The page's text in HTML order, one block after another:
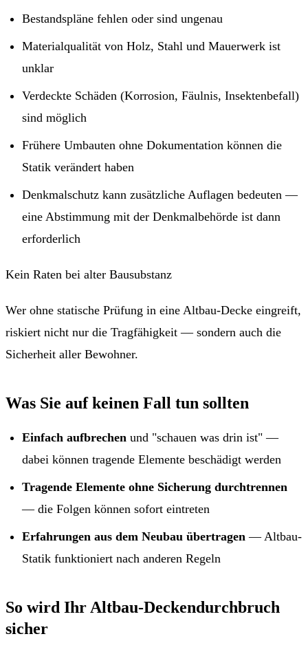
Bestandspläne fehlen oder sind ungenau
Materialqualität von Holz, Stahl und Mauerwerk ist
unklar
Verdeckte Schäden (Korrosion, Fäulnis, Insektenbefall)
sind möglich
Frühere Umbauten ohne Dokumentation können die
Statik verändert haben
Denkmalschutz kann zusätzliche Auflagen bedeuten —
eine Abstimmung mit der Denkmalbehörde ist dann
erforderlich
Kein Raten bei alter Bausubstanz
Wer ohne statische Prüfung in eine Altbau-Decke eingreift,
riskiert nicht nur die Tragfähigkeit — sondern auch die
Sicherheit aller Bewohner.
Was Sie auf keinen Fall tun sollten
Einfach aufbrechen und "schauen was drin ist" —
dabei können tragende Elemente beschädigt werden
Tragende Elemente ohne Sicherung durchtrennen
— die Folgen können sofort eintreten
Erfahrungen aus dem Neubau übertragen — Altbau-
Statik funktioniert nach anderen Regeln
So wird Ihr Altbau-Deckendurchbruch
sicher